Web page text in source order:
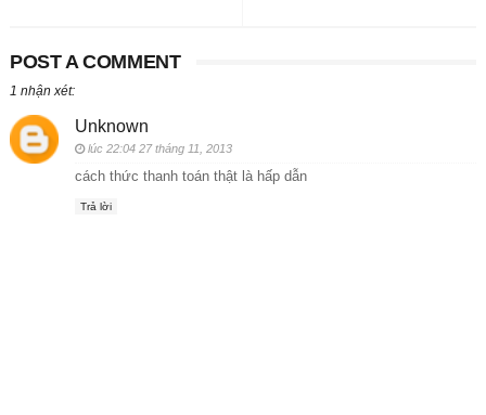
POST A COMMENT
1 nhận xét:
Unknown
lúc 22:04 27 tháng 11, 2013
cách thức thanh toán thật là hấp dẫn
Trả lời